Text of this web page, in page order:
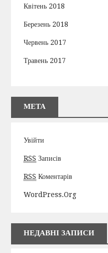
Квітень 2018
Березень 2018
Червень 2017
Травень 2017
МЕТА
Увійти
RSS Записів
RSS Коментарів
WordPress.org
НЕДАВНІ ЗАПИСИ